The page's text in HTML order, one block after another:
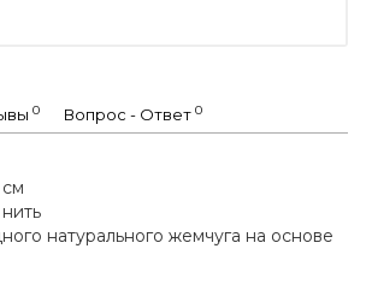
0 Вопрос - Ответ 0
натурального жемчуга на основе